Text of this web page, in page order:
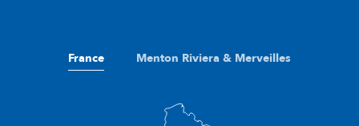
France Menton Riviera & Merveilles